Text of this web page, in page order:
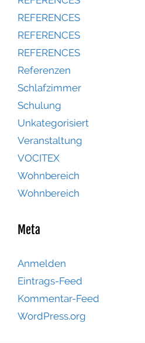
REFERENCES
REFERENCES
REFERENCES
Referenzen
Schlafzimmer
Schulung
Unkategorisiert
Veranstaltung
VOCITEX
Wohnbereich
Wohnbereich
Meta
Anmelden
Eintrags-Feed
Kommentar-Feed
WordPress.org